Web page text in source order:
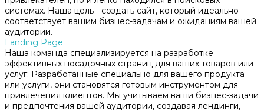
системах. Наша цель - создать сайт, который идеально
соответствует вашим бизнес-задачам и ожиданиям вашей
аудитории.
Landing Page
Наша команда специализируется на разработке
эффективных посадочных страниц для ваших товаров или
услуг. Разработанные специально для вашего продукта
или услуги, они становятся готовым инструментом для
привлечения клиентов. Мы учитываем ваши бизнес-задачи
и предпочтения вашей аудитории, создавая лендинги,